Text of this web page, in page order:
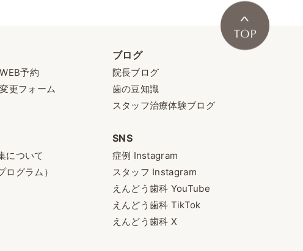
予約
更フォーム
について
ログラム）
ブログ
院長ブログ
歯の豆知識
スタッフ治療体験ブログ
SNS
症例 Instagram
スタッフ Instagram
えんどう歯科 YouTube
えんどう歯科 TikTok
えんどう歯科 X